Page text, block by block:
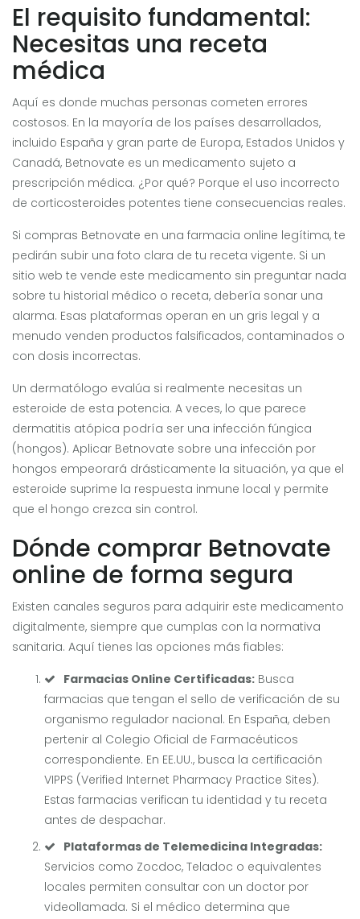
El requisito fundamental:
Necesitas una receta
médica
Aquí es donde muchas personas cometen errores
costosos. En la mayoría de los países desarrollados,
incluido España y gran parte de Europa, Estados Unidos y
Canadá, Betnovate es un medicamento sujeto a
prescripción médica. ¿Por qué? Porque el uso incorrecto
de corticosteroides potentes tiene consecuencias reales.
Si compras Betnovate en una farmacia online legítima, te
pedirán subir una foto clara de tu receta vigente. Si un
sitio web te vende este medicamento sin preguntar nada
sobre tu historial médico o receta, debería sonar una
alarma. Esas plataformas operan en un gris legal y a
menudo venden productos falsificados, contaminados o
con dosis incorrectas.
Un dermatólogo evalúa si realmente necesitas un
esteroide de esta potencia. A veces, lo que parece
dermatitis atópica podría ser una infección fúngica
(hongos). Aplicar Betnovate sobre una infección por
hongos empeorará drásticamente la situación, ya que el
esteroide suprime la respuesta inmune local y permite
que el hongo crezca sin control.
Dónde comprar Betnovate
online de forma segura
Existen canales seguros para adquirir este medicamento
digitalmente, siempre que cumplas con la normativa
sanitaria. Aquí tienes las opciones más fiables:
Farmacias Online Certificadas: Busca
farmacias que tengan el sello de verificación de su
organismo regulador nacional. En España, deben
pertenir al Colegio Oficial de Farmacéuticos
correspondiente. En EE.UU., busca la certificación
VIPPS (Verified Internet Pharmacy Practice Sites).
Estas farmacias verifican tu identidad y tu receta
antes de despachar.
Plataformas de Telemedicina Integradas:
Servicios como Zocdoc, Teladoc o equivalentes
locales permiten consultar con un doctor por
videollamada. Si el médico determina que